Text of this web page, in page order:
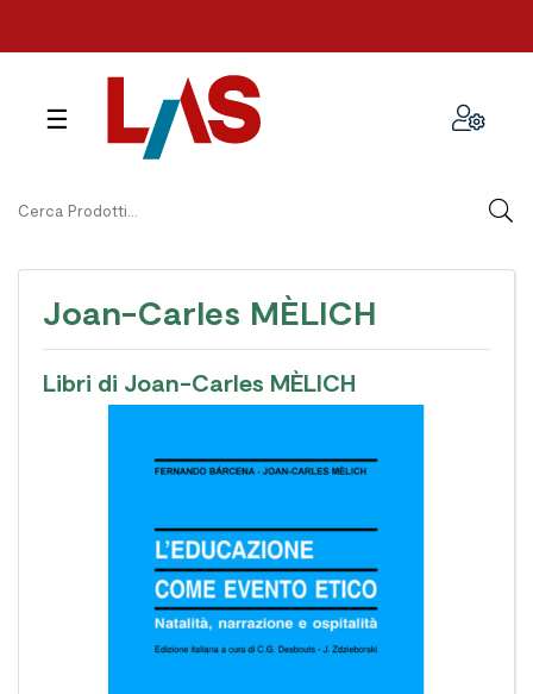
navigazione
☰
Joan-Carles MÈLICH
Libri di Joan-Carles MÈLICH